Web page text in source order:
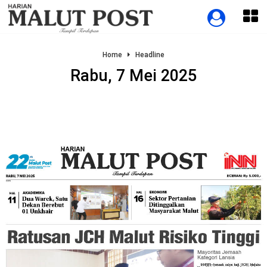
Home Headline
Rabu, 7 Mei 2025